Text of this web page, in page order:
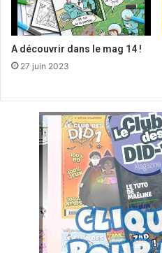
A découvrir dans le mag 14 !
27 juin 2023